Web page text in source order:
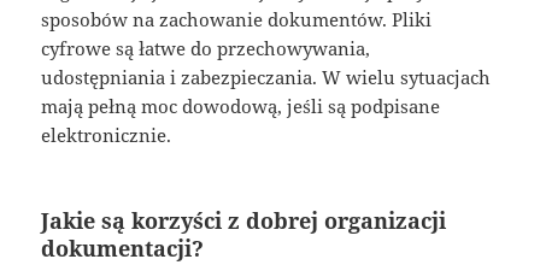
sposobów na zachowanie dokumentów. Pliki
cyfrowe są łatwe do przechowywania,
udostępniania i zabezpieczania. W wielu sytuacjach
mają pełną moc dowodową, jeśli są podpisane
elektronicznie.
Jakie są korzyści z dobrej organizacji
dokumentacji?